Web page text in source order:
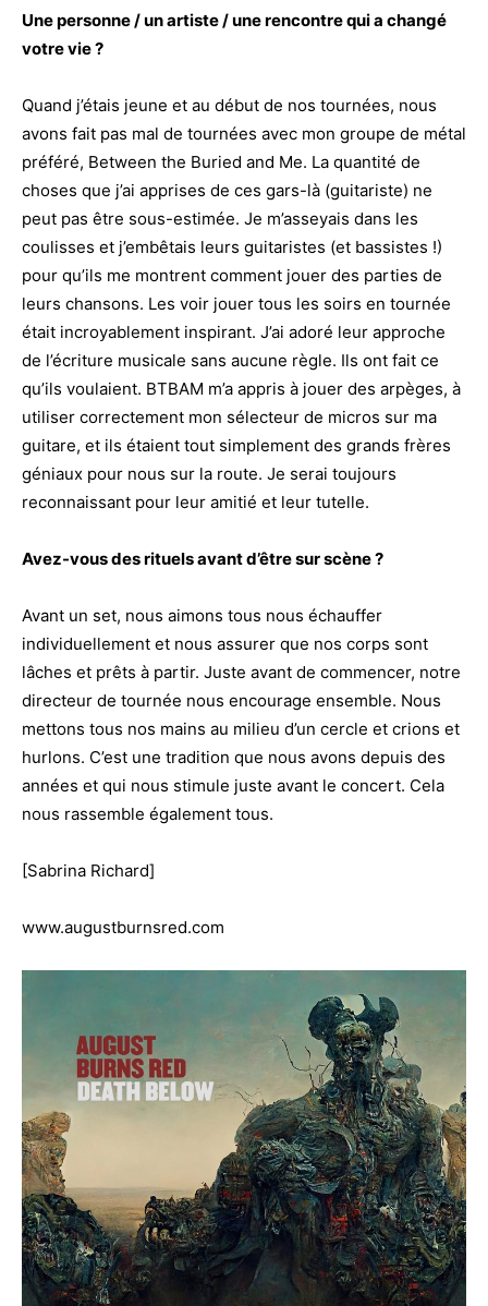
Une personne / un artiste / une rencontre qui a changé
votre vie ?
Quand j’étais jeune et au début de nos tournées, nous
avons fait pas mal de tournées avec mon groupe de métal
préféré, Between the Buried and Me. La quantité de
choses que j’ai apprises de ces gars-là (guitariste) ne
peut pas être sous-estimée. Je m’asseyais dans les
coulisses et j’embêtais leurs guitaristes (et bassistes !)
pour qu’ils me montrent comment jouer des parties de
leurs chansons. Les voir jouer tous les soirs en tournée
était incroyablement inspirant. J’ai adoré leur approche
de l’écriture musicale sans aucune règle. Ils ont fait ce
qu’ils voulaient. BTBAM m’a appris à jouer des arpèges, à
utiliser correctement mon sélecteur de micros sur ma
guitare, et ils étaient tout simplement des grands frères
géniaux pour nous sur la route. Je serai toujours
reconnaissant pour leur amitié et leur tutelle.
Avez-vous des rituels avant d’être sur scène ?
Avant un set, nous aimons tous nous échauffer
individuellement et nous assurer que nos corps sont
lâches et prêts à partir. Juste avant de commencer, notre
directeur de tournée nous encourage ensemble. Nous
mettons tous nos mains au milieu d’un cercle et crions et
hurlons. C’est une tradition que nous avons depuis des
années et qui nous stimule juste avant le concert. Cela
nous rassemble également tous.
[Sabrina Richard]
www.augustburnsred.com